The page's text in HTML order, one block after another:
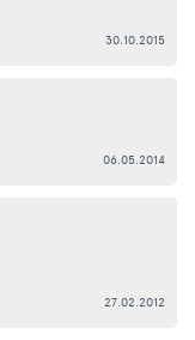
30.10.2015
06.05.2014
27.02.2012